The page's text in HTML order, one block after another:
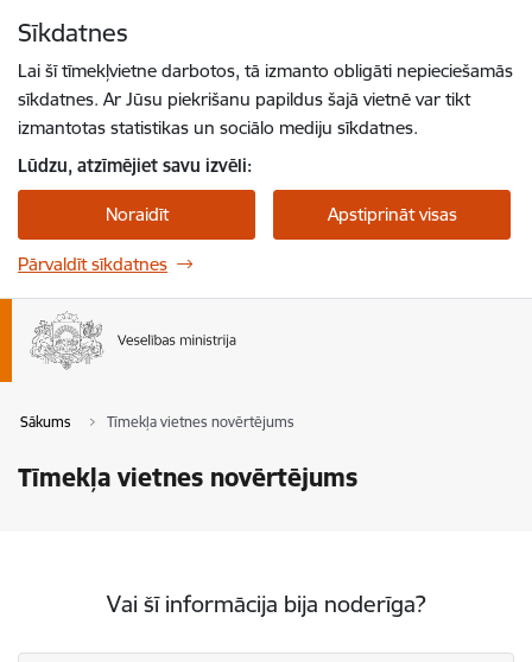
Sīkdatnes
Lai šī tīmekļvietne darbotos, tā izmanto obligāti nepieciešamās
sīkdatnes. Ar Jūsu piekrišanu papildus šajā vietnē var tikt
izmantotas statistikas un sociālo mediju sīkdatnes.
Lūdzu, atzīmējiet savu izvēli:
Noraidīt Apstiprināt visas
Pārvaldīt sīkdatnes
Sākums Tīmekļa vietnes novērtējums
Tīmekļa vietnes novērtējums
Vai šī informācija bija noderīga?